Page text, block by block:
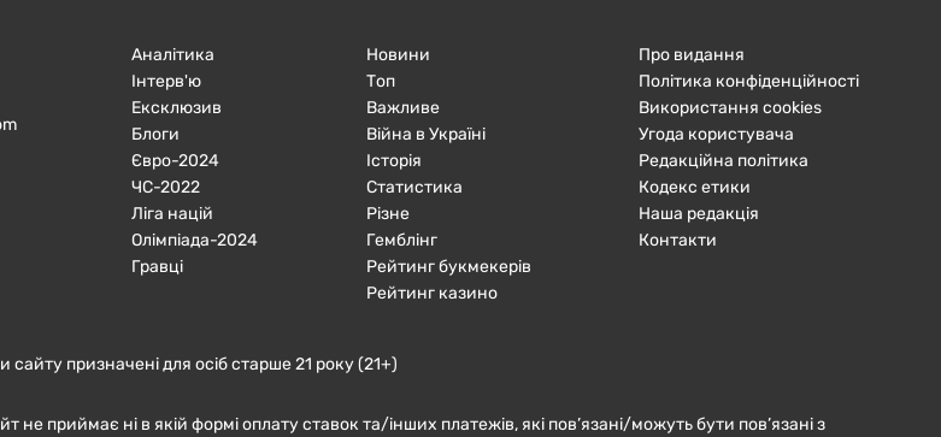
Аналітика
Інтерв'ю
Ексклюзив
Блоги
Євро-2024
ЧC-2022
Ліга націй
Олімпіада-2024
Гравці
Новини
Топ
Важливе
Війна в Україні
Історія
Статистика
Різне
Гемблінг
Рейтинг букмекерів
Рейтинг казино
Про видання
Політика конфіденційності
Використання cookies
Угода користувача
Редакційна політика
Кодекс етики
Наша редакція
Контакти
сайту призначені для осіб старше 21 року (21+)
не приймає ні в якій формі оплату ставок та/інших платежів, які пов’язані/можуть бути пов’язані з